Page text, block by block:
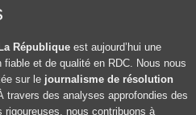
La République est aujourd’hui une
fiable et de qualité en RDC. Nous nous
sur le journalisme de résolution
travers des analyses approfondies des
nous contribuons à